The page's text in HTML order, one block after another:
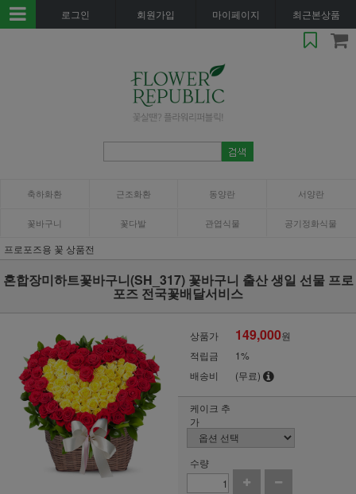
로그인 회원가입 마이페이지 최근본상품
축하화환 근조화환 동양란 서양란
꽃바구니 꽃다발 관엽식물 공기정화식물
프로포즈용 꽃 상품전
혼합장미하트꽃바구니(SH_317) 꽃바구니 출산 생일 선물 프로
포즈 전국꽃배달서비스
상품가 149,000원
적립금
1%
배송비
(무료)
케이크 추
가
수량